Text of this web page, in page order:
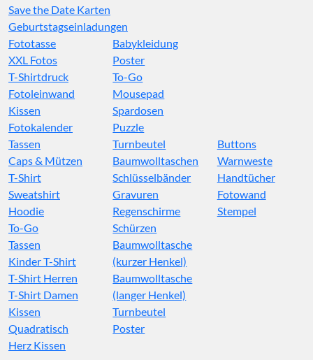
Save the Date Karten
Geburtstagseinladungen
Fototasse
XXL Fotos
T-Shirtdruck
Fotoleinwand
Kissen
Fotokalender
Babykleidung
Poster
To-Go
Mousepad
Spardosen
Puzzle
Tassen
Caps & Mützen
T-Shirt
Sweatshirt
Hoodie
To-Go
Turnbeutel
Baumwolltaschen
Schlüsselbänder
Gravuren
Regenschirme
Schürzen
Buttons
Warnweste
Handtücher
Fotowand
Stempel
Tassen
Kinder T-Shirt
T-Shirt Herren
T-Shirt Damen
Kissen
Quadratisch
Herz Kissen
Baumwolltasche
(kurzer Henkel)
Baumwolltasche
(langer Henkel)
Turnbeutel
Poster